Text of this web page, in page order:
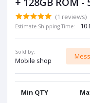
(1 reviews)
Estimate Shipping Time: 10
Sold by:
Mobile shop
Min QTY